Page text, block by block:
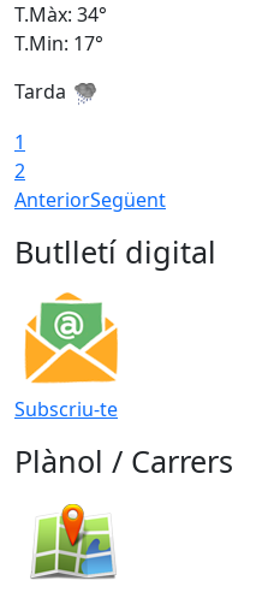
T.Màx: 34°
T.Min: 17°
Tarda
1
2
AnteriorSegüent
Butlletí digital
Subscriu-te
Plànol / Carrers